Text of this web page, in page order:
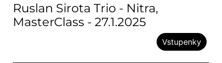
Ruslan Sirota Trio - Nitra,
MasterClass - 27.1.2025
Vstupenky